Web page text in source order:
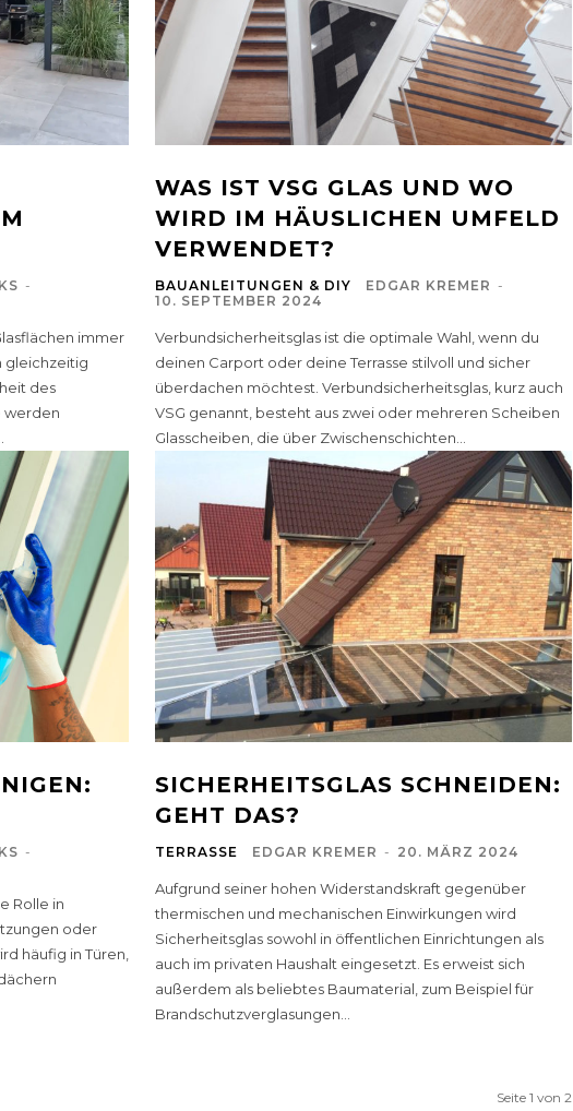
-
immer
gleichzeitig
des
werden
WAS IST VSG GLAS UND WO
WIRD IM HÄUSLICHEN UMFELD
VERWENDET?
BAUANLEITUNGEN & DIY EDGAR KREMER -
10. SEPTEMBER 2024
Verbundsicherheitsglas ist die optimale Wahl, wenn du
deinen Carport oder deine Terrasse stilvoll und sicher
überdachen möchtest. Verbundsicherheitsglas, kurz auch
VSG genannt, besteht aus zwei oder mehreren Scheiben
Glasscheiben, die über Zwischenschichten...
-
Rolle in
oder
häufig in Türen,
SICHERHEITSGLAS SCHNEIDEN:
GEHT DAS?
TERRASSE EDGAR KREMER - 20. MÄRZ 2024
Aufgrund seiner hohen Widerstandskraft gegenüber
thermischen und mechanischen Einwirkungen wird
Sicherheitsglas sowohl in öffentlichen Einrichtungen als
auch im privaten Haushalt eingesetzt. Es erweist sich
außerdem als beliebtes Baumaterial, zum Beispiel für
Brandschutzverglasungen...
Seite 1 von 2